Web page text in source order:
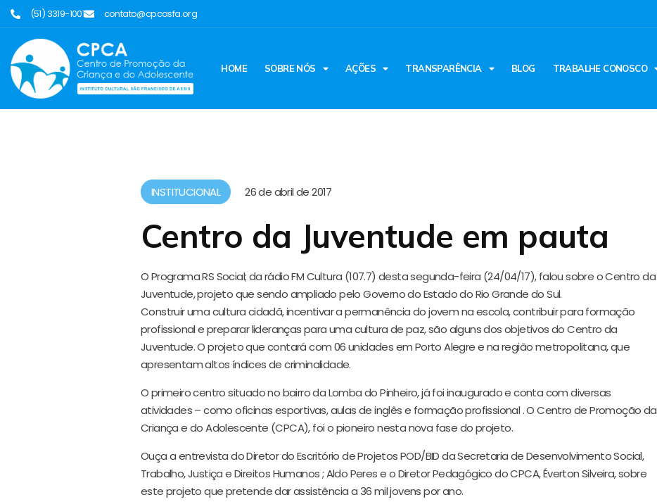
(51) 3319-1001 contato@cpcasfa.org
HOME SOBRE NÓS AÇÕES TRANSPARÊNCIA BLOG TRABALHE CONOSCO
INSTITUCIONAL 26 de abril de 2017
Centro da Juventude em pauta
O Programa RS Social; da rádio FM Cultura (107.7) desta segunda-feira (24/04/17), falou sobre o Centro da
Juventude, projeto que sendo ampliado pelo Governo do Estado do Rio Grande do Sul.
Construir uma cultura cidadã, incentivar a permanência do jovem na escola, contribuir para formação
profissional e preparar lideranças para uma cultura de paz, são alguns dos objetivos do Centro da
Juventude. O projeto que contará com 06 unidades em Porto Alegre e na região metropolitana, que
apresentam altos índices de criminalidade.
O primeiro centro situado no bairro da Lomba do Pinheiro, já foi inaugurado e conta com diversas
atividades – como oficinas esportivas, aulas de inglês e formação profissional . O Centro de Promoção da
Criança e do Adolescente (CPCA), foi o pioneiro nesta nova fase do projeto.
Ouça a entrevista do Diretor do Escritório de Projetos POD/BID da Secretaria de Desenvolvimento Social,
Trabalho, Justiça e Direitos Humanos ; Aldo Peres e o Diretor Pedagógico do CPCA, Éverton Silveira, sobre
este projeto que pretende dar assistência a 36 mil jovens por ano.